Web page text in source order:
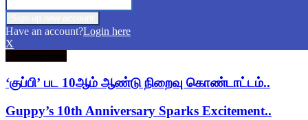
Have an account?Login here
X
‘குப்பி’ பட 10ஆம் ஆண்டு நிறைவு கொண்டாட்டம்..
Guppy’s 10th Anniversary Sparks Excitement..